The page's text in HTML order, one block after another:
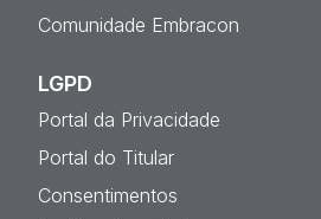
Comunidade Embracon
LGPD
Portal da Privacidade
Portal do Titular
Consentimentos